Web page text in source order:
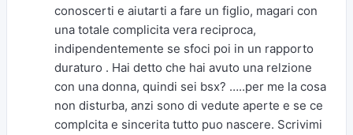
conoscerti e aiutarti a fare un figlio, magari con
una totale complicita vera reciproca,
indipendentemente se sfoci poi in un rapporto
duraturo . Hai detto che hai avuto una relzione
con una donna, quindi sei bsx? …..per me la cosa
non disturba, anzi sono di vedute aperte e se ce
complcita e sincerita tutto puo nascere. Scrivimi